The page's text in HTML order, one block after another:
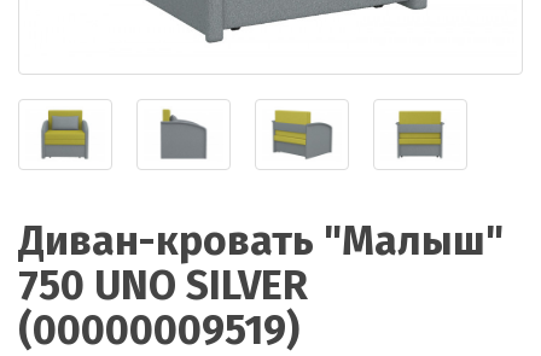
Диван-кровать "Малыш"
750 UNO SILVER
(00000009519)